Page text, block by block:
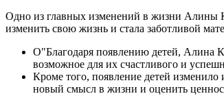
Одно из главных изменений в жизни Алины
изменить свою жизнь и стала заботливой
О"Благодаря появлению детей, Алина
возможное для их счастливого и
Кроме того, появление детей
новый смысл в жизни и оценить